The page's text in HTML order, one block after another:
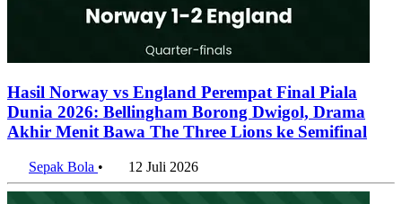
Hasil Norway vs England Perempat Final Piala
Dunia 2026: Bellingham Borong Dwigol, Drama
Akhir Menit Bawa The Three Lions ke Semifinal
Sepak Bola • 12 Juli 2026